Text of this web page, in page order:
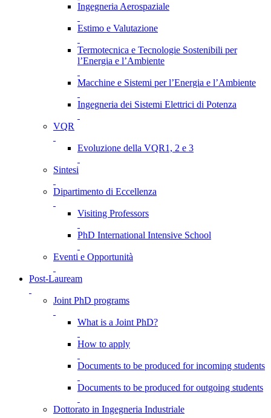
Ingegneria Aerospaziale
Estimo e Valutazione
Termotecnica e Tecnologie Sostenibili per
l’Energia e l’Ambiente
Macchine e Sistemi per l’Energia e l’Ambiente
Ingegneria dei Sistemi Elettrici di Potenza
VQR
Evoluzione della VQR1, 2 e 3
Sintesi
Dipartimento di Eccellenza
Visiting Professors
PhD International Intensive School
Eventi e Opportunità
Post-Lauream
Joint PhD programs
What is a Joint PhD?
How to apply
Documents to be produced for incoming students
Documents to be produced for outgoing students
Dottorato in Ingegneria Industriale